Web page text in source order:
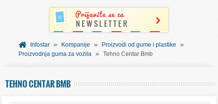
BESPLATNI VAUČERI
SVET INFORMACIJA
Infostar » Kompanije » Proizvodi od gume i plastike »
Proizvodnja guma za vozila » Tehno Centar Bmb
TEHNO CENTAR BMB